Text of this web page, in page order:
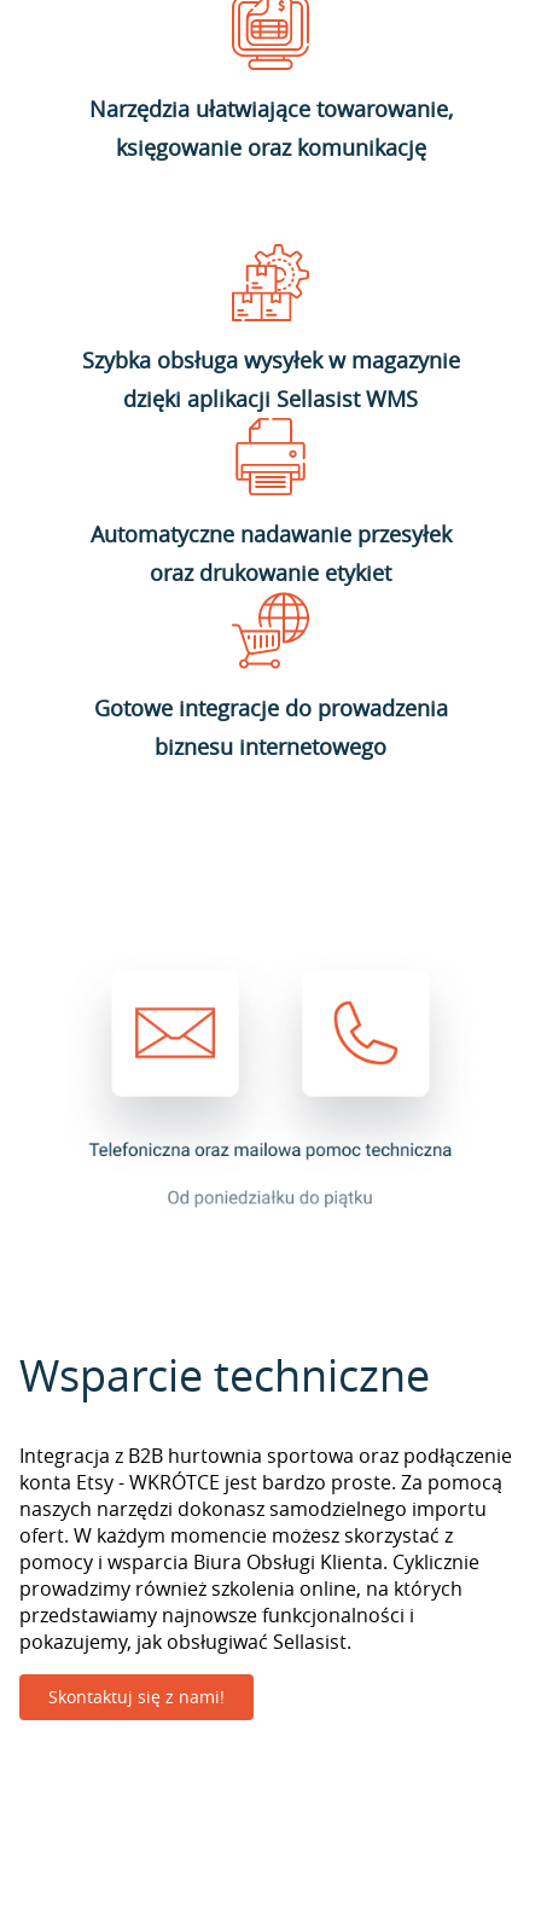
Narzędzia ułatwiające towarowanie,
księgowanie oraz komunikację
Szybka obsługa wysyłek w magazynie
dzięki aplikacji Sellasist WMS
Automatyczne nadawanie przesyłek
oraz drukowanie etykiet
Gotowe integracje do prowadzenia
biznesu internetowego
Wsparcie techniczne
Integracja z B2B hurtownia sportowa oraz podłączenie
konta Etsy - WKRÓTCE jest bardzo proste. Za pomocą
naszych narzędzi dokonasz samodzielnego importu
ofert. W każdym momencie możesz skorzystać z
pomocy i wsparcia Biura Obsługi Klienta. Cyklicznie
prowadzimy również szkolenia online, na których
przedstawiamy najnowsze funkcjonalności i
pokazujemy, jak obsługiwać Sellasist.
Skontaktuj się z nami!